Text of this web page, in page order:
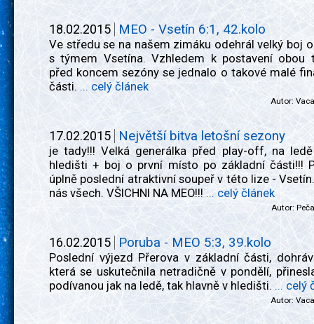
18.02.2015 MEO - Vsetín 6:1, 42.kolo
Ve středu se na našem zimáku odehrál velký boj
s týmem Vsetína. Vzhledem k postavení obou
před koncem sezóny se jednalo o takové malé
části. ... celý článek
Autor: Vaca
17.02.2015 Největší bitva letošní sezony
je tady!!! Velká generálka před play-off, na
hledišti + boj o první místo po základní části!!!
úplně poslední atraktivní soupeř v této lize -
nás všech. VŠICHNI NA MEO!!!... celý článek
Autor: Peča
16.02.2015 Poruba - MEO 5:3, 39.kolo
Poslední výjezd Přerova v základní části,
která se uskutečnila netradičně v pondělí,
podívanou jak na ledě, tak hlavně v hledišti. ... celý
Autor: Vaca